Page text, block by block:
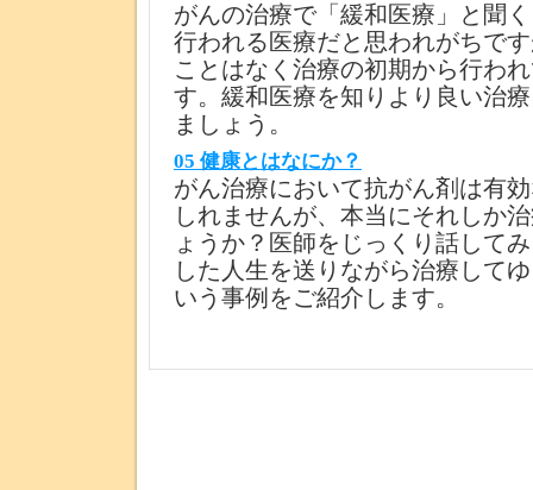
がんの治療で「緩和医療」と聞
行われる医療だと思われがちで
ことはなく治療の初期から行わ
す。緩和医療を知りより良い治
ましょう。
05 健康とはなにか？
がん治療において抗がん剤は有
しれませんが、本当にそれしか
ょうか？医師をじっくり話して
した人生を送りながら治療して
いう事例をご紹介します。